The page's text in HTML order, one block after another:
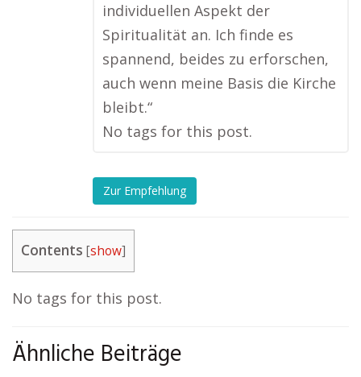
individuellen Aspekt der
Spiritualität an. Ich finde es
spannend, beides zu erforschen,
auch wenn meine Basis die Kirche
bleibt.“
No tags for this post.
Zur Empfehlung
Contents [show]
No tags for this post.
Ähnliche Beiträge